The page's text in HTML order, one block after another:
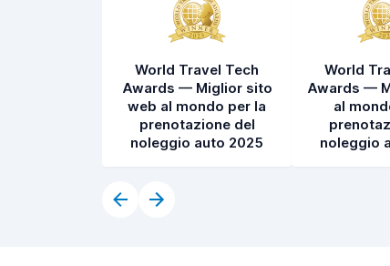
World Travel Tech
Awards — Miglior sito
web al mondo per la
prenotazione del
noleggio auto 2025
World
Awards —
al
noleggio